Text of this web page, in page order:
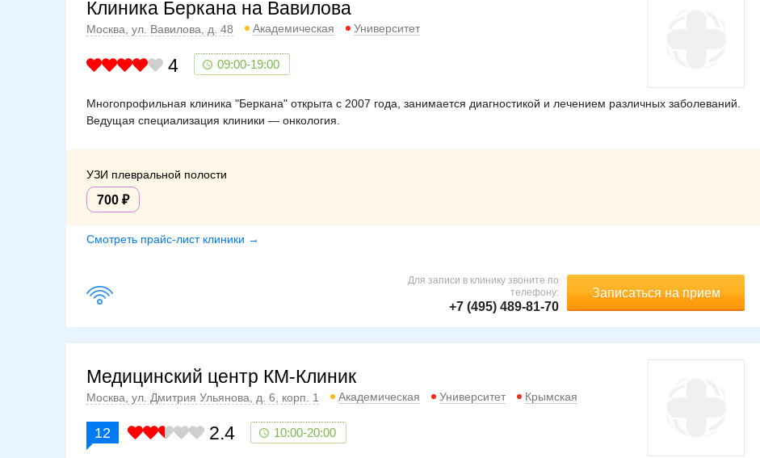
Клиника Беркана на Вавилова
Москва, ул. Вавилова, д. 48 Академическая Университет
4 09:00-19:00
Многопрофильная клиника "Беркана" открыта с 2007 года, занимается диагностикой и лечением различных заболеваний.
Ведущая специализация клиники — онкология.
УЗИ плевральной полости
700
Смотреть прайс-лист клиники →
Записаться на прием
Для записи в клинику звоните по
телефону:
+7 (495) 489-81-70
Медицинский центр КМ-Клиник
Москва, ул. Дмитрия Ульянова, д. 6, корп. 1 Академическая Университет Крымская
12 2.4 10:00-20:00